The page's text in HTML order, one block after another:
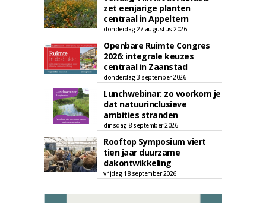
zet eenjarige planten
centraal in Appeltern
donderdag 27 augustus 2026
Openbare Ruimte Congres
2026: integrale keuzes
centraal in Zaanstad
donderdag 3 september 2026
Lunchwebinar: zo voorkom je
dat natuurinclusieve
ambities stranden
dinsdag 8 september 2026
Rooftop Symposium viert
tien jaar duurzame
dakontwikkeling
vrijdag 18 september 2026